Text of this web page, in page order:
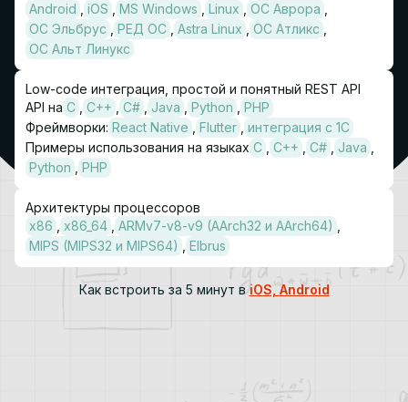
Android
iOS MS Windows Linux
ОС Аврора
ОС Эльбрус
РЕД ОС Astra Linux
ОС Атликс
ОС Альт Линукс
Low-code интеграция, простой и понятный REST API
API на C C++ C# Java Python
PHP
Фреймворки: React Native Flutter
интеграция с 1C
Примеры использования на языках C C++ C#
Java
Python
PHP
Архитектуры процессоров
х86
x86_64
ARMv7-v8-v9 (AArch32 и AArch64)
MIPS (MIPS32 и MIPS64)
Elbrus
Как встроить за 5 минут в iOS, Android